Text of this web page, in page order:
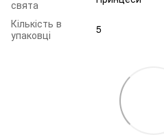
свята
Кількість в
упаковці
5